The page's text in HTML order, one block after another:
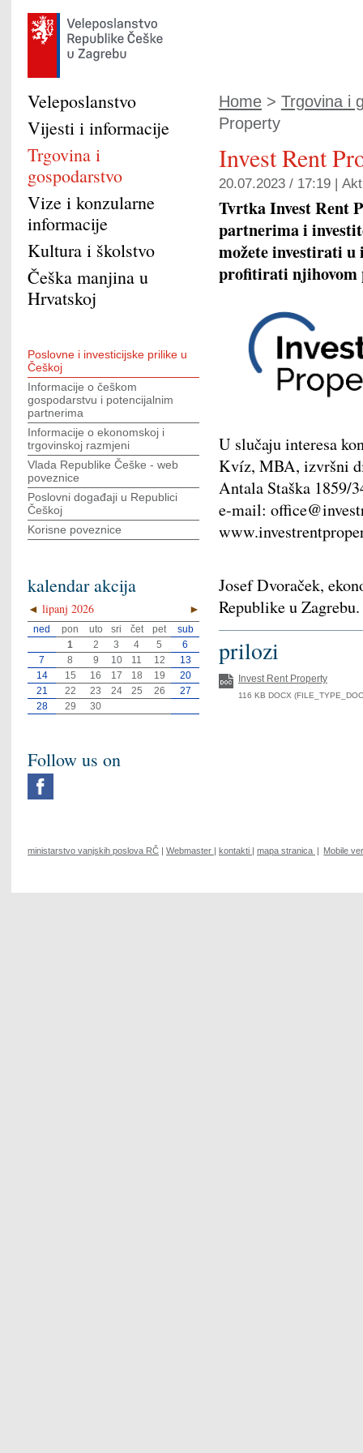
Home > Trgovina i
Property
Invest Rent
20.07.2023 / 17:19 |
Tvrtka Invest Rent
partnerima i
možete investirati
profitirati njihovom
U slučaju interesa
Kvíz, MBA, izvršni
Antala Staška 1859/
e-mail:
Josef Dvoraček,
Republike u Zagrebu.
prilozi
Invest Rent Property
116 KB DOCX
Veleposlanstvo
Vijesti i informacije
Trgovina i
gospodarstvo
Vize i konzularne
informacije
Kultura i školstvo
Češka manjina u
Hrvatskoj
Poslovne i investicijske prilike u
Češkoj
Informacije o češkom
gospodarstvu i potencijalnim
partnerima
Informacije o ekonomskoj i
trgovinskoj razmjeni
Vlada Republike Češke - web
poveznice
Poslovni događaji u Republici
Češkoj
Korisne poveznice
kalendar akcija
◄ ►
lipanj 2026
ned pon uto sri čet pet
sub
1
2 3 4 5
6
7
8 9 10 11 12
13
14
15 16 17 18 19
20
21
22 23 24 25 26
27
28
29 30
Follow us on
ministarstvo vanjskih poslova RČ | Webmaster | kontakti | mapa stranica | Mobile